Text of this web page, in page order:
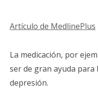
Artículo de MedlinePlus
La medicación, por
ser de gran ayuda para
depresión.